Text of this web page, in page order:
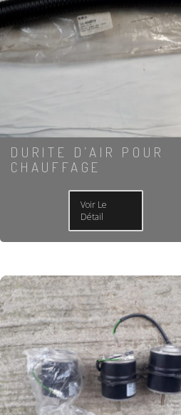
DURITE D’AIR POUR
CHAUFFAGE
Voir Le
Détail